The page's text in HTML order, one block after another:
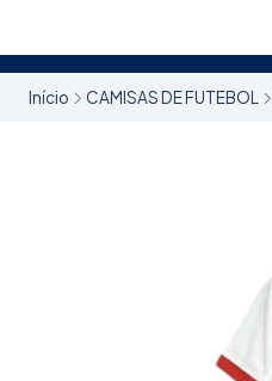
Início CAMISAS DE FUTEBOL